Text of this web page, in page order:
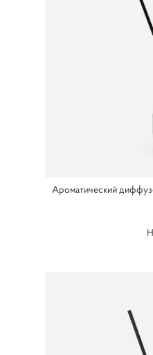
Ароматический